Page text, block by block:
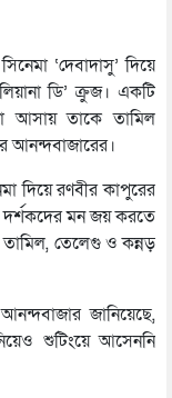
‘দেবাদাসু’ দিয়ে
ডি’ ক্রুজ। একটি
আসায় তাকে তামিল
আনন্দবাজারের।
দিয়ে রণবীর কাপুরের
দর্শকদের মন জয় করতে
তামিল, তেলেগু ও কন্নড়
জানিয়েছে,
শুটিংয়ে আসেননি